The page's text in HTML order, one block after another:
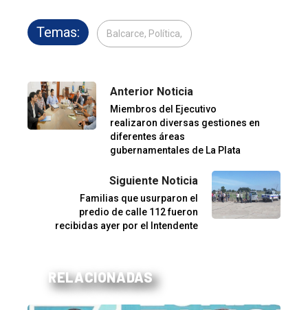
Temas: Balcarce, Política,
Anterior Noticia
Miembros del Ejecutivo
realizaron diversas gestiones en
diferentes áreas
gubernamentales de La Plata
Siguiente Noticia
Familias que usurparon el
predio de calle 112 fueron
recibidas ayer por el Intendente
RELACIONADAS